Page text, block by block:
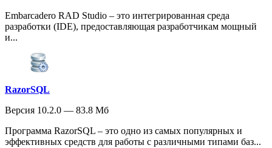
Embarcadero RAD Studio – это интегрированная среда
разработки (IDE), предоставляющая разработчикам мощный
и...
RazorSQL
Версия 10.2.0 — 83.8 Мб
Программа RazorSQL – это одно из самых популярных и
эффективных средств для работы с различными типами баз...